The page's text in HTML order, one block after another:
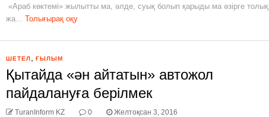
«Араб көктемі» жылытты ма, әлде, суық болып қарыды ма әзірге толық
жа... Толығырақ оқу
ШЕТЕЛ ҒЫЛЫМ
Қытайда «ән айтатын» автожол
пайдалануға берілмек
TuranInform KZ 0 Желтоқсан 3, 2016